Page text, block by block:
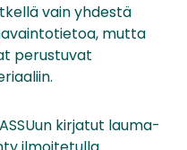
vain yhdestä
mutta
perustuvat
kirjatut lauma-